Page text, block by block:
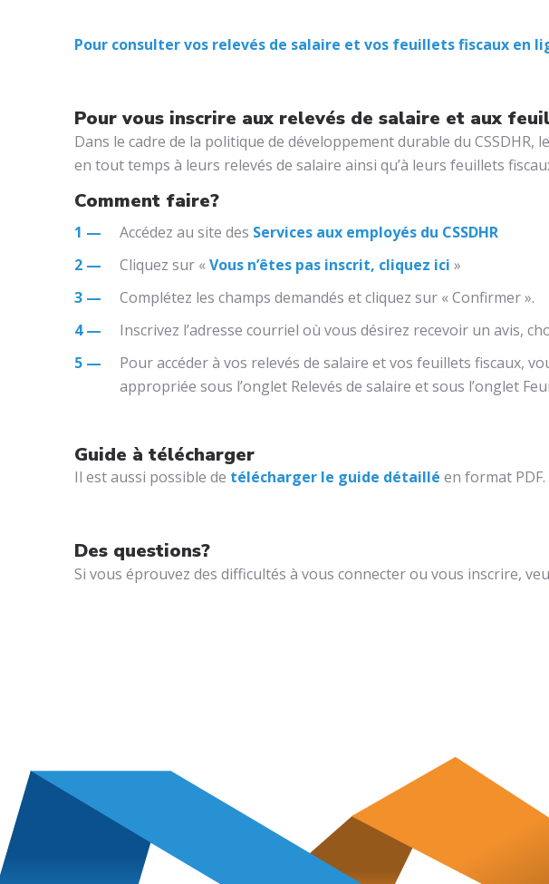
Pour consulter vos relevés de salaire et vos feuillets fiscaux en
Pour vous inscrire aux relevés de salaire et aux
Dans le cadre de la politique de développement durable du CSSDHR,
en tout temps à leurs relevés de salaire ainsi qu’à leurs feuillets
Comment faire?
Accédez au site des Services aux employés du CSSDHR
Cliquez sur «Vous n’êtes pas inscrit, cliquez ici »
Complétez les champs demandés et cliquez sur « Confirmer ».
Inscrivez l’adresse courriel où vous désirez recevoir un avis,
Pour accéder à vos relevés de salaire et vos feuillets fiscaux,
appropriée sous l’onglet Relevés de salaire et sous l’onglet
Guide à télécharger
Il est aussi possible de télécharger le guide détaillé en format PDF.
Des questions?
Si vous éprouvez des difficultés à vous connecter ou vous inscrire,